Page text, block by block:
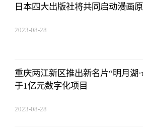
日本四大出版社将共同启动漫画
2023-08-28
重庆两江新区推出新名片“明月湖
于1亿元数字化项目
2023-08-28